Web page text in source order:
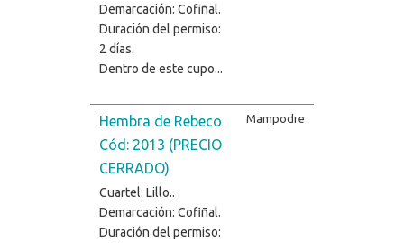
Demarcación: Cofiñal.
Duración del permiso:
2 días.
Dentro de este cupo...
Hembra de Rebeco
Cód: 2013 (PRECIO
CERRADO)
Cuartel: Lillo..
Demarcación: Cofiñal.
Duración del permiso:
Mampodre